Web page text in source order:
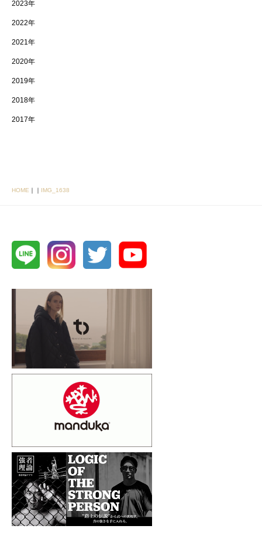
2023年
2022年
2021年
2020年
2019年
2018年
2017年
HOME ｜ ｜ IMG_1638